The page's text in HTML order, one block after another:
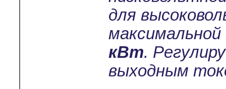
для
кВт.
выходным